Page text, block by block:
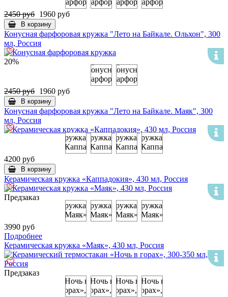
2450 руб 1960 руб
В корзину
Конусная фарфоровая кружка "Лето на Байкале. Ольхон", 300
мл, Россия
20%
2450 руб 1960 руб
В корзину
Конусная фарфоровая кружка "Лето на Байкале. Маяк", 300
мл, Россия
4200 руб
В корзину
Керамическая кружка «Каппадокия», 430 мл, Россия
Предзаказ
3990 руб
Подробнее
Керамическая кружка «Маяк», 430 мл, Россия
Предзаказ